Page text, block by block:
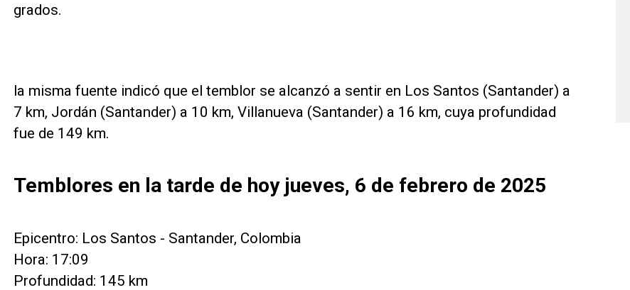
grados.
la misma fuente indicó que el temblor se alcanzó a sentir en Los Santos (Santander) a
7 km, Jordán (Santander) a 10 km, Villanueva (Santander) a 16 km, cuya profundidad
fue de 149 km.
Temblores en la tarde de hoy jueves, 6 de febrero de 2025
Epicentro: Los Santos - Santander, Colombia
Hora: 17:09
Profundidad: 145 km